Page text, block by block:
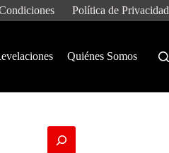
Política de Privacidad
Quiénes Somos